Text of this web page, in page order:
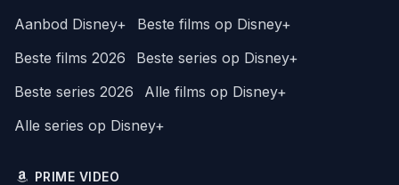
Aanbod Disney+
Beste films op Disney+
Beste films 2026
Beste series op Disney+
Beste series 2026
Alle films op Disney+
Alle series op Disney+
PRIME VIDEO